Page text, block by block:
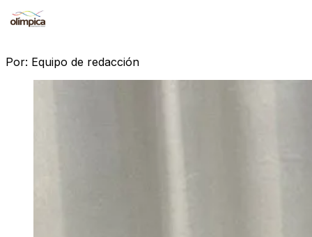
Por: Equipo de redacción